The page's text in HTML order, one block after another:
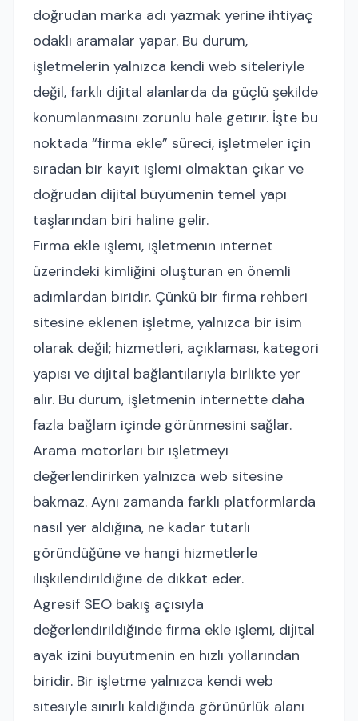
doğrudan marka adı yazmak yerine ihtiyaç
odaklı aramalar yapar. Bu durum,
işletmelerin yalnızca kendi web siteleriyle
değil, farklı dijital alanlarda da güçlü şekilde
konumlanmasını zorunlu hale getirir. İşte bu
noktada “firma ekle” süreci, işletmeler için
sıradan bir kayıt işlemi olmaktan çıkar ve
doğrudan dijital büyümenin temel yapı
taşlarından biri haline gelir.
Firma ekle işlemi, işletmenin internet
üzerindeki kimliğini oluşturan en önemli
adımlardan biridir. Çünkü bir firma rehberi
sitesine eklenen işletme, yalnızca bir isim
olarak değil; hizmetleri, açıklaması, kategori
yapısı ve dijital bağlantılarıyla birlikte yer
alır. Bu durum, işletmenin internette daha
fazla bağlam içinde görünmesini sağlar.
Arama motorları bir işletmeyi
değerlendirirken yalnızca web sitesine
bakmaz. Aynı zamanda farklı platformlarda
nasıl yer aldığına, ne kadar tutarlı
göründüğüne ve hangi hizmetlerle
ilişkilendirildiğine de dikkat eder.
Agresif SEO bakış açısıyla
değerlendirildiğinde firma ekle işlemi, dijital
ayak izini büyütmenin en hızlı yollarından
biridir. Bir işletme yalnızca kendi web
sitesiyle sınırlı kaldığında görünürlük alanı